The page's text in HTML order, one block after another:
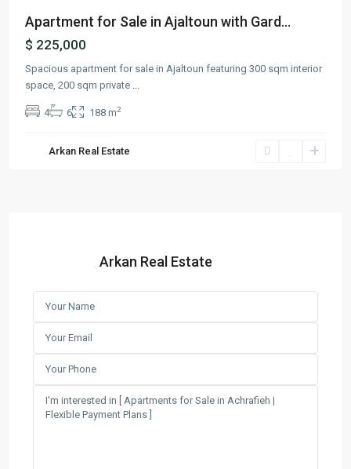
Apartment for Sale in Ajaltoun with Gard...
$ 225,000
Spacious apartment for sale in Ajaltoun featuring 300 sqm interior
space, 200 sqm private
4 6 188 m2
Arkan Real Estate
Arkan Real Estate